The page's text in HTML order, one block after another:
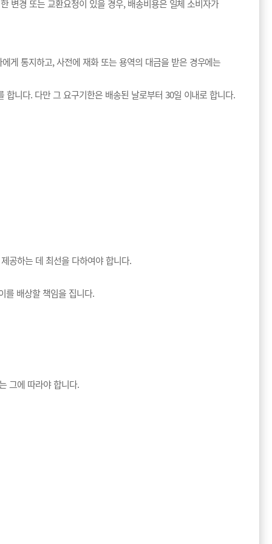
변경 또는 교환요청이 있을 경우, 배송비용은 일체 소비자가
게 통지하고, 사전에 재화 또는 용역의 대금을 받은 경우에는
니다. 다만 그 요구기한은 배송된 날로부터 30일 이내로 합니다.
공하는 데 최선을 다하여야 합니다.
를 배상할 책임을 집니다.
그에 따라야 합니다.